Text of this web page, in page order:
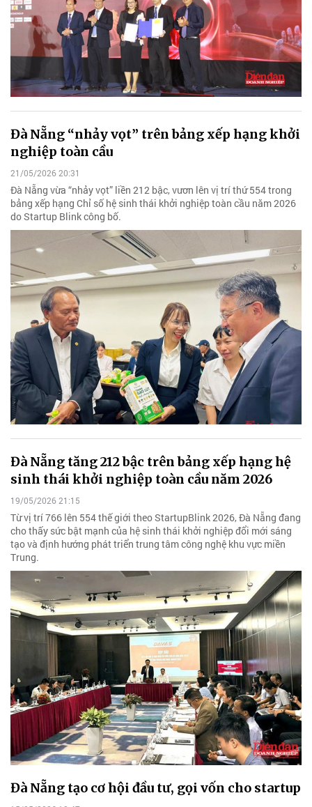
Đà Nẵng “nhảy vọt” trên bảng xếp hạng khởi
nghiệp toàn cầu
21/05/2026 20:31
Đà Nẵng vừa “nhảy vọt” liền 212 bậc, vươn lên vị trí thứ 554 trong
bảng xếp hạng Chỉ số hệ sinh thái khởi nghiệp toàn cầu năm 2026
do Startup Blink công bố.
Đà Nẵng tăng 212 bậc trên bảng xếp hạng hệ
sinh thái khởi nghiệp toàn cầu năm 2026
19/05/2026 21:15
Từ vị trí 766 lên 554 thế giới theo StartupBlink 2026, Đà Nẵng đang
cho thấy sức bật mạnh của hệ sinh thái khởi nghiệp đổi mới sáng
tạo và định hướng phát triển trung tâm công nghệ khu vực miền
Trung.
Đà Nẵng tạo cơ hội đầu tư, gọi vốn cho startup